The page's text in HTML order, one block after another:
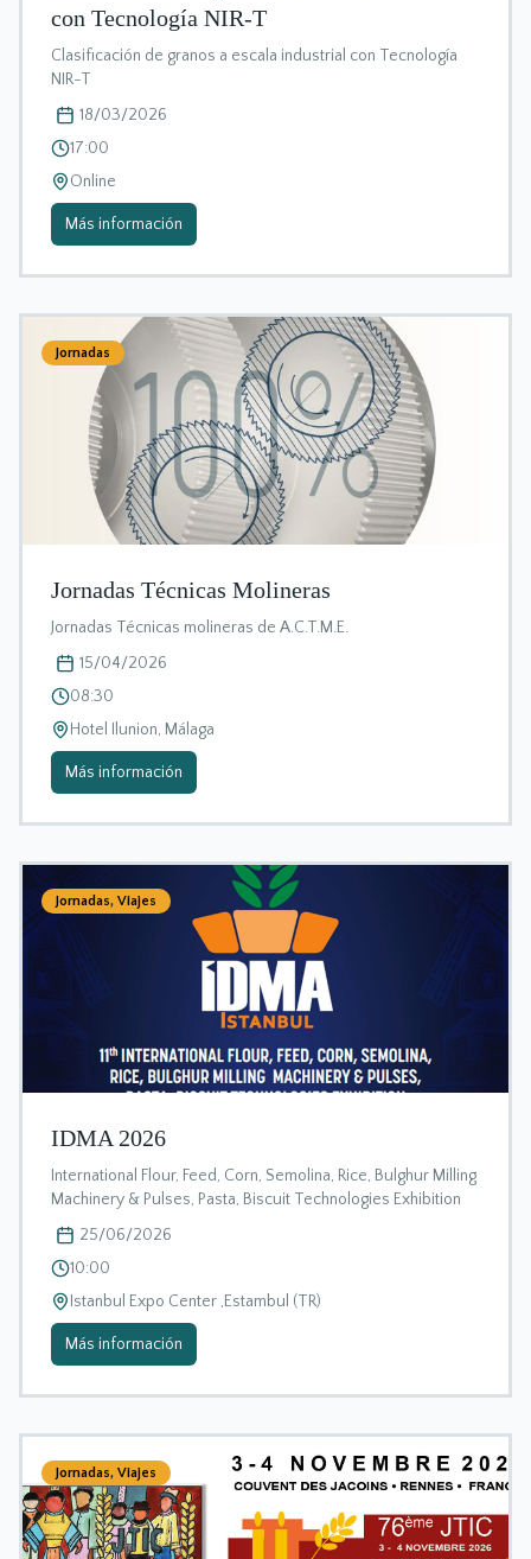
con Tecnología NIR-T
Clasificación de granos a escala industrial con Tecnología
NIR-T
18/03/2026
17:00
Online
Más información
Jornadas
Jornadas Técnicas Molineras
Jornadas Técnicas molineras de A.C.T.M.E.
15/04/2026
08:30
Hotel Ilunion, Málaga
Más información
Jornadas, Viajes
IDMA 2026
International Flour, Feed, Corn, Semolina, Rice, Bulghur Milling
Machinery & Pulses, Pasta, Biscuit Technologies Exhibition
25/06/2026
10:00
Istanbul Expo Center ,Estambul (TR)
Más información
Jornadas, Viajes